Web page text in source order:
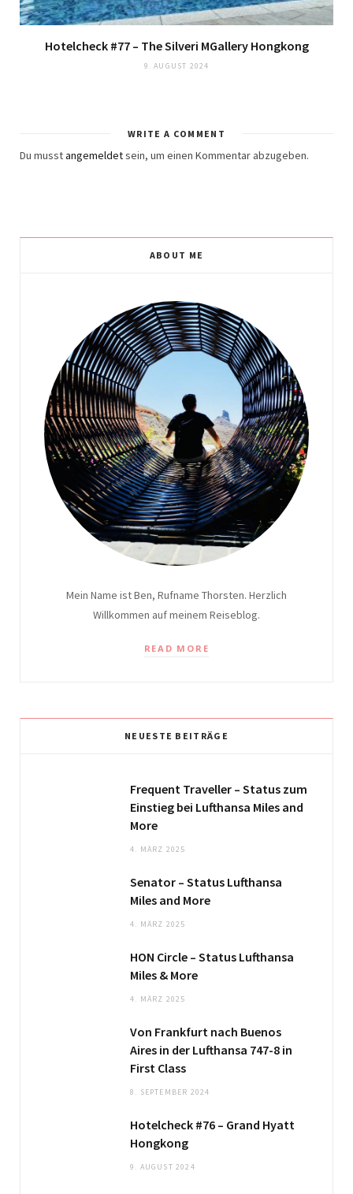
Hotelcheck #77 – The Silveri MGallery Hongkong
9. AUGUST 2024
WRITE A COMMENT
Du musstangemeldetsein, um einen Kommentar abzugeben.
ABOUT ME
Mein Name ist Ben, Rufname Thorsten. Herzlich
Willkommen auf meinem Reiseblog.
READ MORE
NEUESTE BEITRÄGE
Frequent Traveller – Status zum
Einstieg bei Lufthansa Miles and
More
4. MÄRZ 2025
Senator – Status Lufthansa
Miles and More
4. MÄRZ 2025
HON Circle – Status Lufthansa
Miles & More
4. MÄRZ 2025
Von Frankfurt nach Buenos
Aires in der Lufthansa 747-8 in
First Class
8. SEPTEMBER 2024
Hotelcheck #76 – Grand Hyatt
Hongkong
9. AUGUST 2024